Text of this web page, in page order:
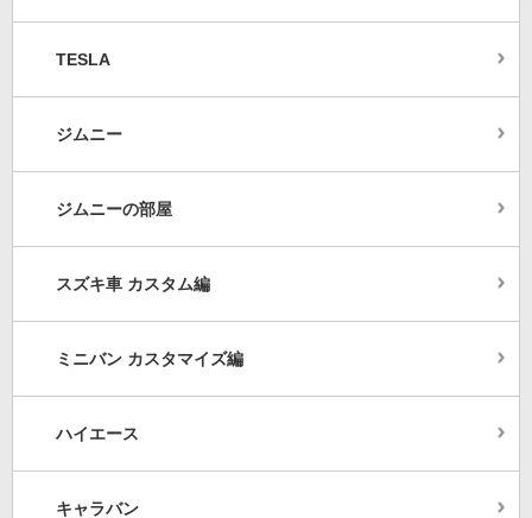
TESLA
ジムニー
ジムニーの部屋
スズキ車 カスタム編
ミニバン カスタマイズ編
ハイエース
キャラバン